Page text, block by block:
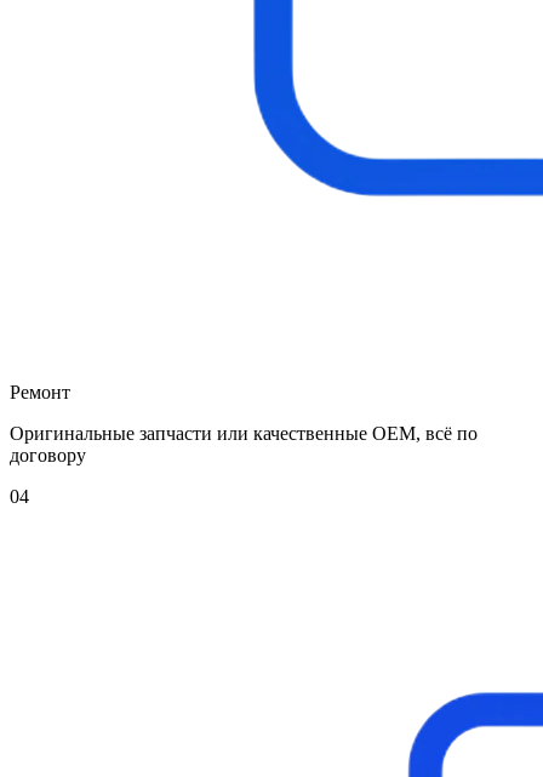
Ремонт
Оригинальные запчасти или качественные OEM, всё по
договору
04